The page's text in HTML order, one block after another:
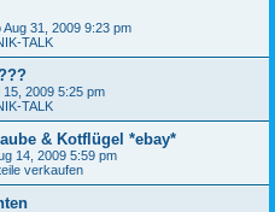
Aug 31, 2009 9:23 pm
TALK
15, 2009 5:25 pm
TALK
& Kotflügel *ebay*
14, 2009 5:59 pm
verkaufen